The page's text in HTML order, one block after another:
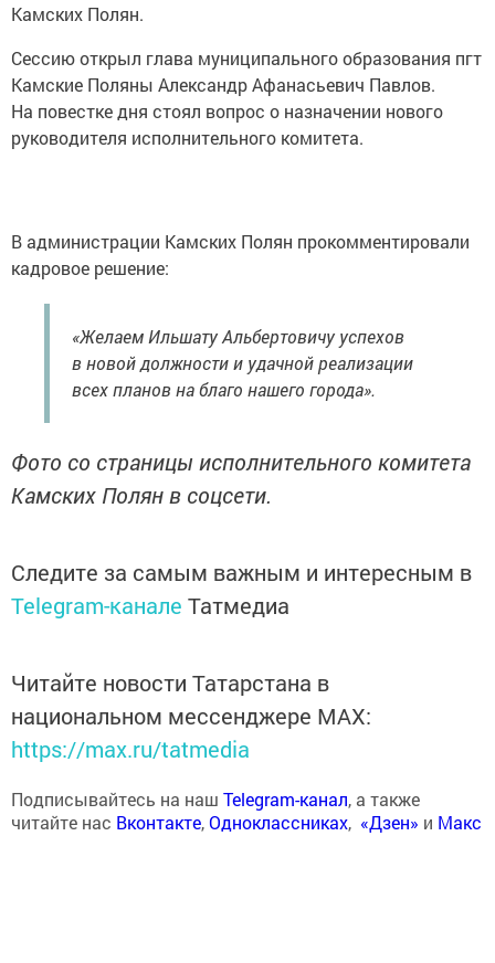
Камских Полян.
Сессию открыл глава муниципального образования пгт
Камские Поляны Александр Афанасьевич Павлов.
На повестке дня стоял вопрос о назначении нового
руководителя исполнительного комитета.
В администрации Камских Полян прокомментировали
кадровое решение:
«Желаем Ильшату Альбертовичу успехов
в новой должности и удачной реализации
всех планов на благо нашего города».
Фото со страницы исполнительного комитета
Камских Полян в соцсети.
Следите за самым важным и интересным в
Telegram-канале Татмедиа
Читайте новости Татарстана в
национальном мессенджере MАХ:
https://max.ru/tatmedia
Подписывайтесь на наш Telegram-канал, а также
читайте нас Вконтакте,Одноклассниках, «Дзен» и Макс